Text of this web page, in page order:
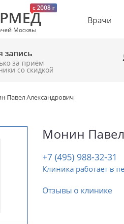
c 2008 г
Москвы
Врачи
запись
за приём
cо скидкой
Павел Александрович
Монин
+7 (495) 988-32-31
Клиника работает в
Отзывы о клинике